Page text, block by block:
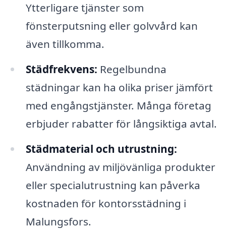
Ytterligare tjänster som
fönsterputsning eller golvvård kan
även tillkomma.
Städfrekvens: Regelbundna
städningar kan ha olika priser jämfört
med engångstjänster. Många företag
erbjuder rabatter för långsiktiga avtal.
Städmaterial och utrustning:
Användning av miljövänliga produkter
eller specialutrustning kan påverka
kostnaden för kontorsstädning i
Malungsfors.